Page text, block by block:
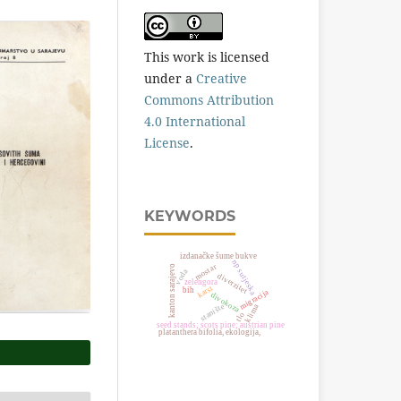
This work is licensed
under a Creative
Commons Attribution
4.0 International
License.
KEYWORDS
stanište
divokoza
zelengora np sutjeska
migracija
seed stands; scots pine; austrian pine
platanthera bifolia, ekologija,
karst
tlo
voda
klima
mostar
izdanačke šume bukve
diverzitet
kanton sarajevo bih